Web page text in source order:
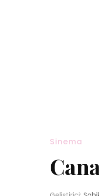
Sinema